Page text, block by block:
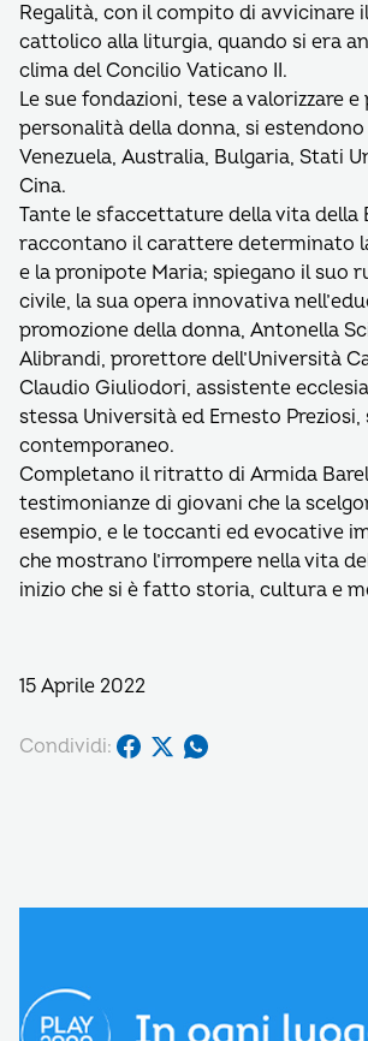
Regalità, con il compito di avvicinare
cattolico alla liturgia, quando si era
clima del Concilio Vaticano II.
Le sue fondazioni, tese a valorizzare
personalità della donna, si estendono
Venezuela, Australia, Bulgaria, Stati
Cina.
Tante le sfaccettature della vita della
raccontano il carattere determinato
e la pronipote Maria; spiegano il suo
civile, la sua opera innovativa
promozione della donna, Antonella
Alibrandi, prorettore dell’Università
Claudio Giuliodori, assistente
stessa Università ed Ernesto
contemporaneo.
Completano il ritratto di Armida
testimonianze di giovani che la
esempio, e le toccanti ed evocative
che mostrano l’irrompere nella vita
inizio che si è fatto storia, cultura e
15 Aprile 2022
Condividi: